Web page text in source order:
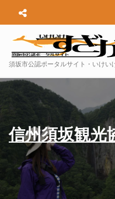
須坂市公認ポータルサイト・いけい
信州須坂観光